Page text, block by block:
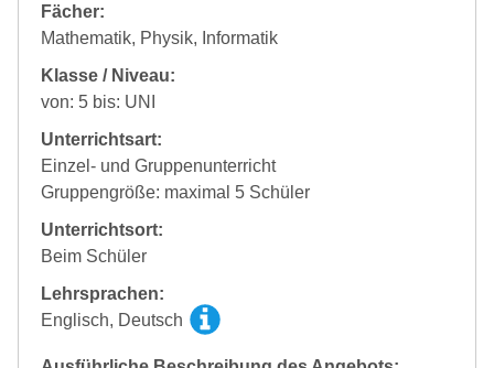
Fächer:
Mathematik, Physik, Informatik
Klasse / Niveau:
von: 5 bis: UNI
Unterrichtsart:
Einzel- und Gruppenunterricht
Gruppengröße: maximal 5 Schüler
Unterrichtsort:
Beim Schüler
Lehrsprachen:
Englisch, Deutsch